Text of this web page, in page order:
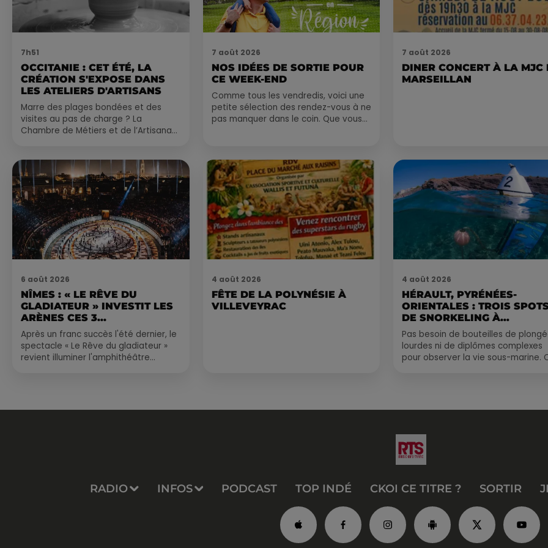
7h51
OCCITANIE : CET ÉTÉ, LA
CRÉATION S'EXPOSE DANS
LES ATELIERS D'ARTISANS
Marre des plages bondées et des
visites au pas de charge ? La
Chambre de Métiers et de l’Artisanat
7 août 2026
NOS IDÉES DE SORTIE POUR
CE WEEK-END
Comme tous les vendredis, voici une
petite sélection des rendez-vous à ne
pas manquer dans le coin. Que vous
7 août 2026
DINER CONCERT À LA MJC
MARSEILLAN
6 août 2026
NÎMES : « LE RÊVE DU
GLADIATEUR » INVESTIT LES
ARÈNES CES 3...
Après un franc succès l'été dernier, le
spectacle « Le Rêve du gladiateur »
revient illuminer l'amphithéâtre
4 août 2026
FÊTE DE LA POLYNÉSIE À
VILLEVEYRAC
4 août 2026
HÉRAULT, PYRÉNÉES-
ORIENTALES : TROIS
DE SNORKELING À
EXPLORER...
Pas besoin de bouteilles de
lourdes ni de diplômes complexes
pour observer la vie sous-marine.
RADIO INFOS PODCAST TOP INDÉ CKOI CE TITRE ? SORTIR